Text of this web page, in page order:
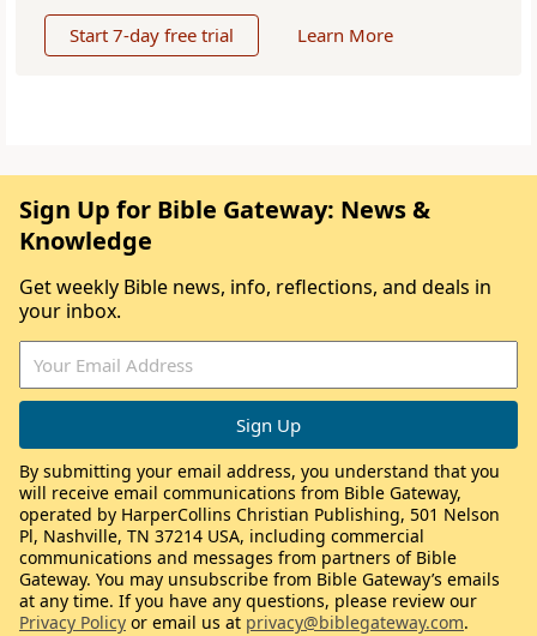
Start 7-day free trial Learn More
Sign Up for Bible Gateway: News &
Knowledge
Get weekly Bible news, info, reflections, and deals in
your inbox.
By submitting your email address, you understand that you
will receive email communications from Bible Gateway,
operated by HarperCollins Christian Publishing, 501 Nelson
Pl, Nashville, TN 37214 USA, including commercial
communications and messages from partners of Bible
Gateway. You may unsubscribe from Bible Gateway’s emails
at any time. If you have any questions, please review our
Privacy Policy or email us at privacy@biblegateway.com.